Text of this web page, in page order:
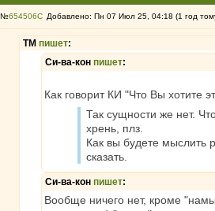
№654506 Добавлено: Пн 07 Июл 25, 04:18 (1 год
ТМ пишет:
Си-ва-кон пишет:
Как говорит КИ "Что Вы хотите
Так сущности же нет.
хрень, плз.
Как вы будете мыслить
сказать.
Си-ва-кон пишет:
Вообще ничего нет, кроме